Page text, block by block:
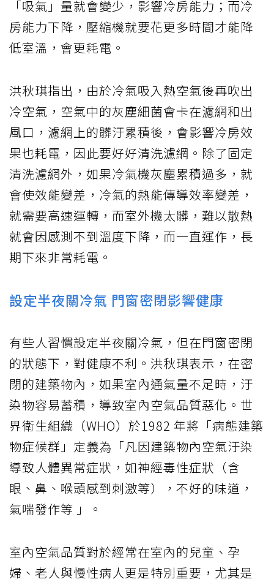
「吸氣」量就會變少，影響冷房能力；而冷
房能力下降，壓縮機就要花更多時間才能降
低室溫，會更耗電。
洪秋琪指出，由於冷氣吸入熱空氣後再吹出
冷空氣，空氣中的灰塵細菌會卡在濾網和出
風口，濾網上的髒汙累積後，會影響冷房效
果也耗電，因此要好好清洗濾網。除了固定
清洗濾網外，如果冷氣機灰塵累積過多，就
會使效能變差，冷氣的熱能傳導效率變差，
就需要高速運轉，而室外機太髒，難以散熱
就會因感測不到溫度下降，而一直運作，長
期下來非常耗電。
設定半夜關冷氣 門窗密閉影響健康
有些人習慣設定半夜關冷氣，但在門窗密閉
的狀態下，對健康不利。洪秋琪表示，在密
閉的建築物內，如果室內通氣量不足時，汙
染物容易蓄積，導致室內空氣品質惡化。世
界衛生組織（WHO）於1982 年將「病態建築
物症候群」定義為「凡因建築物內空氣汙染
導致人體異常症狀，如神經毒性症狀（含
眼、鼻、喉頭感到刺激等），不好的味道，
氣喘發作等 」。
室內空氣品質對於經常在室內的兒童、孕
婦、老人與慢性病人更是特別重要，尤其是